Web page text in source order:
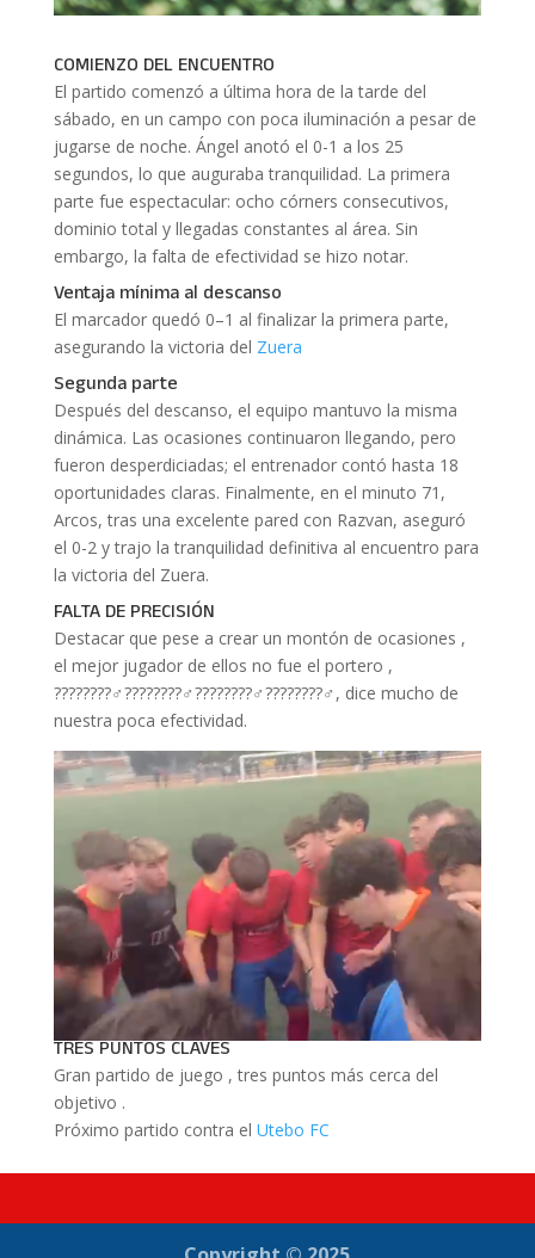
COMIENZO DEL ENCUENTRO
El partido comenzó a última hora de la tarde del
sábado, en un campo con poca iluminación a pesar de
jugarse de noche. Ángel anotó el 0-1 a los 25
segundos, lo que auguraba tranquilidad. La primera
parte fue espectacular: ocho córners consecutivos,
dominio total y llegadas constantes al área. Sin
embargo, la falta de efectividad se hizo notar.
Ventaja mínima al descanso
El marcador quedó 0–1 al finalizar la primera parte,
asegurando la victoria del Zuera
Segunda parte
Después del descanso, el equipo mantuvo la misma
dinámica. Las ocasiones continuaron llegando, pero
fueron desperdiciadas; el entrenador contó hasta 18
oportunidades claras. Finalmente, en el minuto 71,
Arcos, tras una excelente pared con Razvan, aseguró
el 0-2 y trajo la tranquilidad definitiva al encuentro para
la victoria del Zuera.
FALTA DE PRECISIÓN
Destacar que pese a crear un montón de ocasiones ,
el mejor jugador de ellos no fue el portero ,
????????‍♂️????????‍♂️????????‍♂️????????‍♂️, dice mucho de
nuestra poca efectividad.
TRES PUNTOS CLAVES
Gran partido de juego , tres puntos más cerca del
objetivo .
Próximo partido contra el Utebo FC